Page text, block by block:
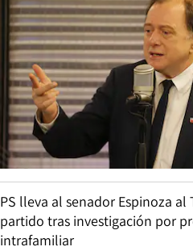
PS lleva al senador Espinoza
partido tras investigación por
intrafamiliar